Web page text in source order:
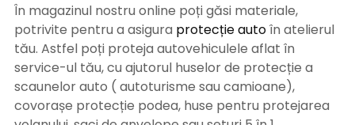
În magazinul nostru online poți găsi materiale,
potrivite pentru a asigura protecție autoîn atelierul
tău. Astfel poți proteja autovehiculele aflat în
service-ul tău, cu ajutorul huselor de protecție a
scaunelor auto ( autoturisme sau camioane),
covorașe protecție podea, huse pentru protejarea